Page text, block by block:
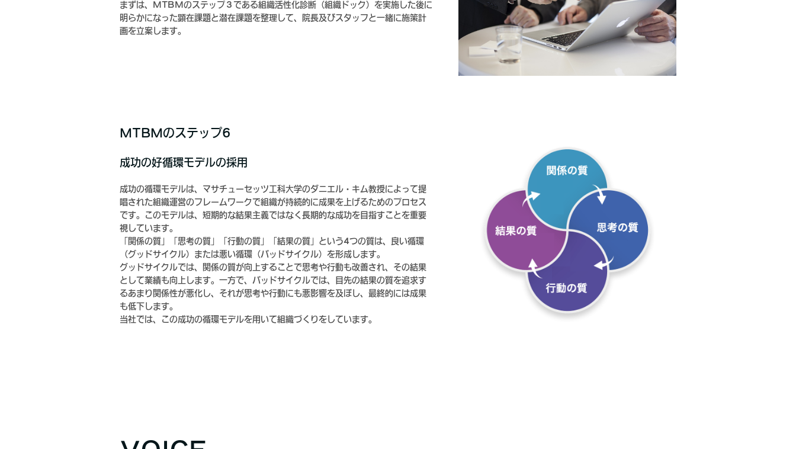
まずは、MTBMのステップ３である組織活性化診断（組織ドック）を実施した後に
明らかになった顕在課題と潜在課題を整理して、院長及びスタッフと一緒に施策計
画を立案します。
MTBMのステップ6
成功の好循環モデルの採用
成功の循環モデルは、マサチューセッツ工科大学のダニエル・キム教授によって提
唱された組織運営のフレームワークで組織が持続的に成果を上げるためのプロセス
です。このモデルは、短期的な結果主義ではなく長期的な成功を目指すことを重要
視しています。
「関係の質」「思考の質」「行動の質」「結果の質」という4つの質は、良い循環
（グッドサイクル）または悪い循環（バッドサイクル）を形成します。
グッドサイクルでは、関係の質が向上することで思考や行動も改善され、その結果
として業績も向上します。一方で、バッドサイクルでは、目先の結果の質を追求す
るあまり関係性が悪化し、それが思考や行動にも悪影響を及ぼし、最終的には成果
も低下します。
当社では、この成功の循環モデルを用いて組織づくりをしています。